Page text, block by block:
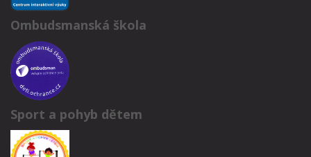
Ombudsmanská škola
Sport a pohyb dětem